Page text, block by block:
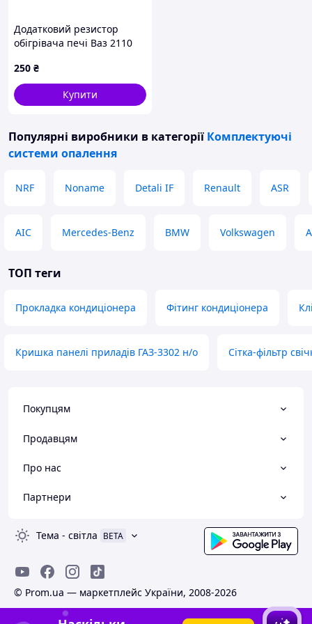
штуцерний по шланг внутрішнім
діаметром 13мм із зовнішнім
різьбленням 7 / 8-14 тип з'єднання
кільце
Фітинг Алюмінієвий №12
90º під шланг внутрішнім
гайки 1-1 / 16
тип з'єднання - (O-ring)
Додатковий резистор
обігрівача печі Ваз 2110
250 ₴
Купити
Популярні виробники в категорії Комплектуючі
системи опалення
NRF Noname Detali IF Renault ASR
AIC Mercedes-Benz BMW Volkswagen
ТОП теги
Прокладка кондиціонера Фітинг кондиціонера
Кришка панелі приладів ГАЗ-3302 н/о Сітка-фільтр
Покупцям
Продавцям
Про нас
Партнери
Тема - світла BETA
© Prom.ua — маркетплейс України, 2008-2026